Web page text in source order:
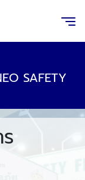
SAFETY